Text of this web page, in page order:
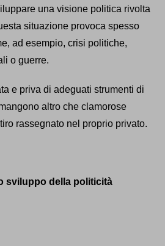
una visione politica rivolta
situazione provoca spesso
ad esempio, crisi politiche,
o guerre.
e priva di adeguati strumenti di
altro che clamorose
rassegnato nel proprio privato.
sviluppo della politicità